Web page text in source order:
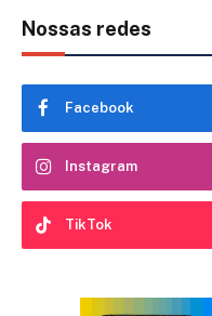
Nossas redes
Facebook
Instagram
TikTok